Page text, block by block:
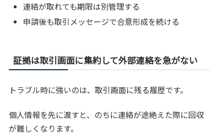
連絡が取れても期限は別管理する
申請後も取引メッセージで合意形成を続ける
証拠は取引画面に集約して外部連絡を急がない
トラブル時に強いのは、取引画面に残る履歴です。
個人情報を先に渡すと、のちに連絡が途絶えた際に回収
が難しくなります。